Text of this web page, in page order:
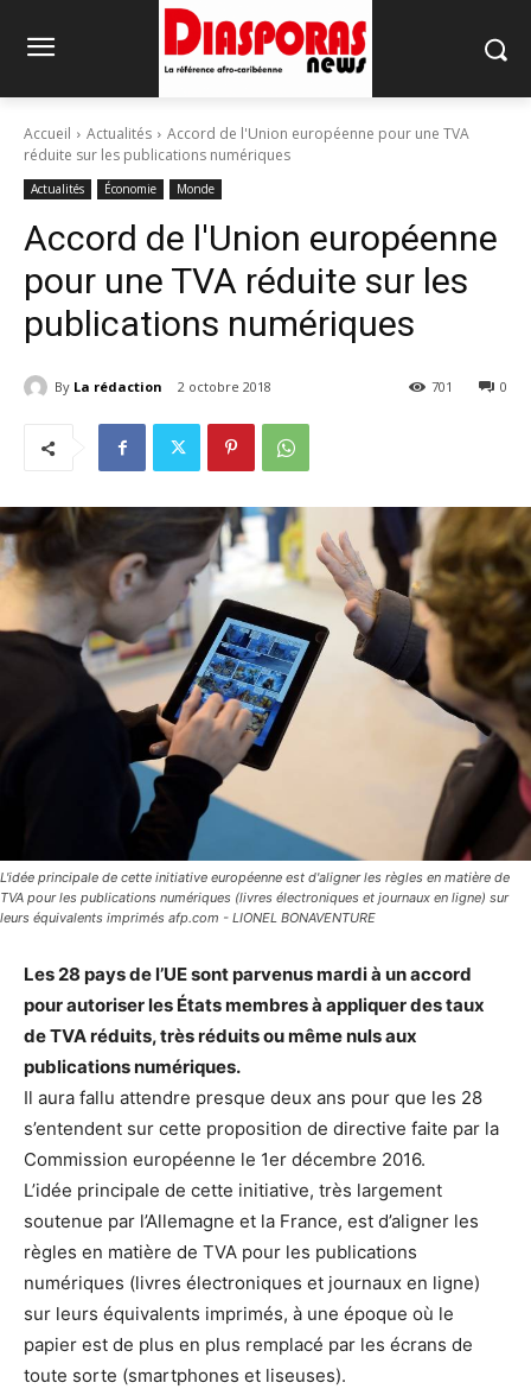
Accueil Actualités
Accord de l'Union européenne pour une TVA
réduite sur les publications numériques
Actualités Économie Monde
Accord de l'Union européenne
pour une TVA réduite sur les
publications numériques
By La rédaction 2 octobre 2018 0
701
L'idée principale de cette initiative européenne est d'aligner les règles en matière de
TVA pour les publications numériques (livres électroniques et journaux en ligne) sur
leurs équivalents imprimés afp.com - LIONEL BONAVENTURE
Les 28 pays de l’UE sont parvenus mardi à un accord
pour autoriser les États membres à appliquer des taux
de TVA réduits, très réduits ou même nuls aux
publications numériques.
Il aura fallu attendre presque deux ans pour que les 28
s’entendent sur cette proposition de directive faite par la
Commission européenne le 1er décembre 2016.
L’idée principale de cette initiative, très largement
soutenue par l’Allemagne et la France, est d’aligner les
règles en matière de TVA pour les publications
numériques (livres électroniques et journaux en ligne)
sur leurs équivalents imprimés, à une époque où le
papier est de plus en plus remplacé par les écrans de
toute sorte (smartphones et liseuses).